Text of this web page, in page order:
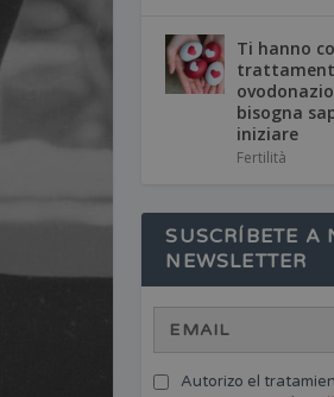
Ti hanno
bisogna
iniziare
Fertilità
SUSCRÍBETE A
NEWSLETTER
Autorizo el